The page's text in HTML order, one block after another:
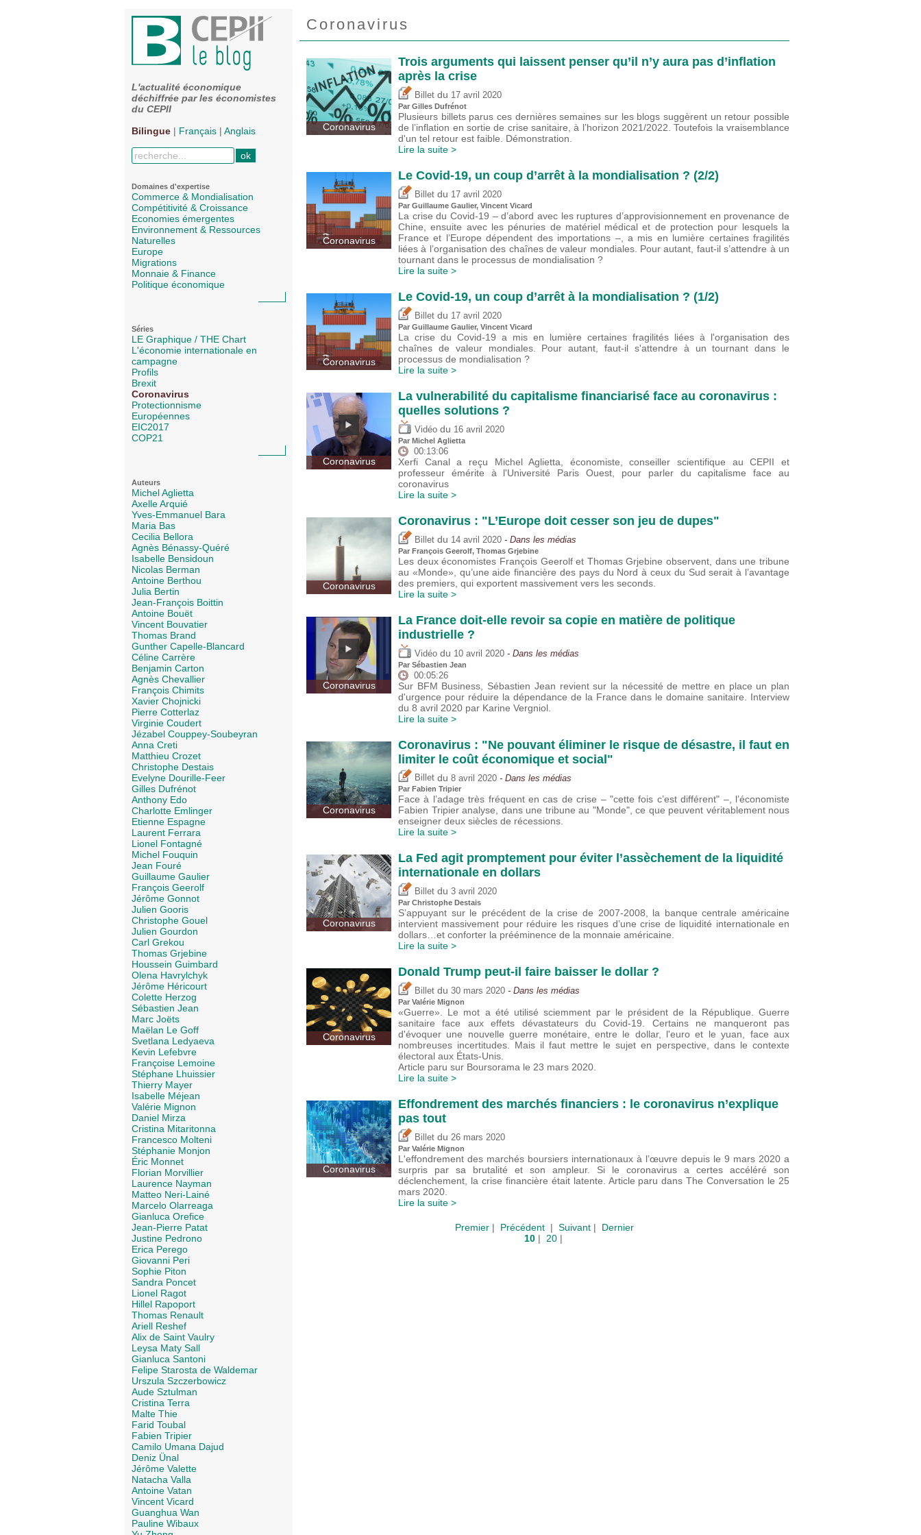
L'actualité économique
déchiffrée par les économistes
du CEPII
Bilingue | Français | Anglais
Domaines d'expertise
Commerce & Mondialisation
Compétitivité & Croissance
Economies émergentes
Environnement & Ressources
Naturelles
Europe
Migrations
Monnaie & Finance
Politique économique
Séries
LE Graphique / THE Chart
L'économie internationale en
campagne
Profils
Brexit
Coronavirus
Protectionnisme
Européennes
EIC2017
COP21
Auteurs
Michel Aglietta
Axelle Arquié
Yves-Emmanuel Bara
Maria Bas
Cecilia Bellora
Agnès Bénassy-Quéré
Isabelle Bensidoun
Nicolas Berman
Antoine Berthou
Julia Bertin
Jean-François Boittin
Antoine Bouët
Vincent Bouvatier
Thomas Brand
Gunther Capelle-Blancard
Céline Carrère
Benjamin Carton
Agnès Chevallier
François Chimits
Xavier Chojnicki
Pierre Cotterlaz
Virginie Coudert
Jézabel Couppey-Soubeyran
Anna Creti
Matthieu Crozet
Christophe Destais
Evelyne Dourille-Feer
Gilles Dufrénot
Anthony Edo
Charlotte Emlinger
Etienne Espagne
Laurent Ferrara
Lionel Fontagné
Michel Fouquin
Jean Fouré
Guillaume Gaulier
François Geerolf
Jérôme Gonnot
Julien Gooris
Christophe Gouel
Julien Gourdon
Carl Grekou
Thomas Grjebine
Houssein Guimbard
Olena Havrylchyk
Jérôme Héricourt
Colette Herzog
Sébastien Jean
Marc Joëts
Maëlan Le Goff
Svetlana Ledyaeva
Kevin Lefebvre
Françoise Lemoine
Stéphane Lhuissier
Thierry Mayer
Isabelle Méjean
Valérie Mignon
Daniel Mirza
Cristina Mitaritonna
Francesco Molteni
Stéphanie Monjon
Éric Monnet
Florian Morvillier
Laurence Nayman
Matteo Neri-Lainé
Marcelo Olarreaga
Gianluca Orefice
Jean-Pierre Patat
Justine Pedrono
Erica Perego
Giovanni Peri
Sophie Piton
Sandra Poncet
Lionel Ragot
Hillel Rapoport
Thomas Renault
Ariell Reshef
Alix de Saint Vaulry
Leysa Maty Sall
Gianluca Santoni
Felipe Starosta de Waldemar
Urszula Szczerbowicz
Aude Sztulman
Cristina Terra
Malte Thie
Farid Toubal
Fabien Tripier
Camilo Umana Dajud
Deniz Ünal
Jérôme Valette
Natacha Valla
Antoine Vatan
Vincent Vicard
Guanghua Wan
Pauline Wibaux
Coronavirus
Coronavirus
Trois arguments qui laissent penser qu’il n’y aura pas d’inflation
après la crise
Billet du 17 avril 2020
Par Gilles Dufrénot
Plusieurs billets parus ces dernières semaines sur les blogs suggèrent un retour possible
de l’inflation en sortie de crise sanitaire, à l’horizon 2021/2022. Toutefois la vraisemblance
d'un tel retour est faible. Démonstration.
Lire la suite >
Coronavirus
Le Covid-19, un coup d’arrêt à la mondialisation ? (2/2)
Billet du 17 avril 2020
Par Guillaume Gaulier, Vincent Vicard
La crise du Covid-19 – d’abord avec les ruptures d’approvisionnement en provenance de
Chine, ensuite avec les pénuries de matériel médical et de protection pour lesquels la
France et l’Europe dépendent des importations –, a mis en lumière certaines fragilités
liées à l’organisation des chaînes de valeur mondiales. Pour autant, faut-il s’attendre à un
tournant dans le processus de mondialisation ?
Lire la suite >
Coronavirus
Le Covid-19, un coup d’arrêt à la mondialisation ? (1/2)
Billet du 17 avril 2020
Par Guillaume Gaulier, Vincent Vicard
La crise du Covid-19 a mis en lumière certaines fragilités liées à l'organisation des
chaînes de valeur mondiales. Pour autant, faut-il s'attendre à un tournant dans le
processus de mondialisation ?
Lire la suite >
Coronavirus
La vulnerabilité du capitalisme financiarisé face au coronavirus :
quelles solutions ?
Vidéo du 16 avril 2020
Par Michel Aglietta
00:13:06
Xerfi Canal a reçu Michel Aglietta, économiste, conseiller scientifique au CEPII et
professeur émérite à l'Université Paris Ouest, pour parler du capitalisme face au
coronavirus
Lire la suite >
Coronavirus
Coronavirus : "L’Europe doit cesser son jeu de dupes"
Billet du 14 avril 2020 - Dans les médias
Par François Geerolf, Thomas Grjebine
Les deux économistes François Geerolf et Thomas Grjebine observent, dans une tribune
au «Monde», qu’une aide financière des pays du Nord à ceux du Sud serait à l’avantage
des premiers, qui exportent massivement vers les seconds.
Lire la suite >
Coronavirus
La France doit-elle revoir sa copie en matière de politique
industrielle ?
Vidéo du 10 avril 2020 - Dans les médias
Par Sébastien Jean
00:05:26
Sur BFM Business, Sébastien Jean revient sur la nécessité de mettre en place un plan
d'urgence pour réduire la dépendance de la France dans le domaine sanitaire. Interview
du 8 avril 2020 par Karine Vergniol.
Lire la suite >
Coronavirus
Coronavirus : "Ne pouvant éliminer le risque de désastre, il faut en
limiter le coût économique et social"
Billet du 8 avril 2020 - Dans les médias
Par Fabien Tripier
Face à l’adage très fréquent en cas de crise – "cette fois c’est différent" –, l’économiste
Fabien Tripier analyse, dans une tribune au "Monde", ce que peuvent véritablement nous
enseigner deux siècles de récessions.
Lire la suite >
Coronavirus
La Fed agit promptement pour éviter l’assèchement de la liquidité
internationale en dollars
Billet du 3 avril 2020
Par Christophe Destais
S’appuyant sur le précédent de la crise de 2007-2008, la banque centrale américaine
intervient massivement pour réduire les risques d’une crise de liquidité internationale en
dollars…et conforter la prééminence de la monnaie américaine.
Lire la suite >
Coronavirus
Donald Trump peut-il faire baisser le dollar ?
Billet du 30 mars 2020 - Dans les médias
Par Valérie Mignon
«Guerre». Le mot a été utilisé sciemment par le président de la République. Guerre
sanitaire face aux effets dévastateurs du Covid-19. Certains ne manqueront pas
d'évoquer une nouvelle guerre monétaire, entre le dollar, l'euro et le yuan, face aux
nombreuses incertitudes. Mais il faut mettre le sujet en perspective, dans le contexte
électoral aux États-Unis.
Article paru sur Boursorama le 23 mars 2020.
Lire la suite >
Coronavirus
Effondrement des marchés financiers : le coronavirus n’explique
pas tout
Billet du 26 mars 2020
Par Valérie Mignon
L'effondrement des marchés boursiers internationaux à l’œuvre depuis le 9 mars 2020 a
surpris par sa brutalité et son ampleur. Si le coronavirus a certes accéléré son
déclenchement, la crise financière était latente. Article paru dans The Conversation le 25
mars 2020.
Lire la suite >
Premier | Précédent | Suivant | Dernier
10| 20|